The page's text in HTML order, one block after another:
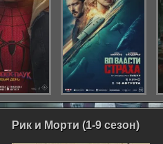
Рик и Морти (1-9 сезон)